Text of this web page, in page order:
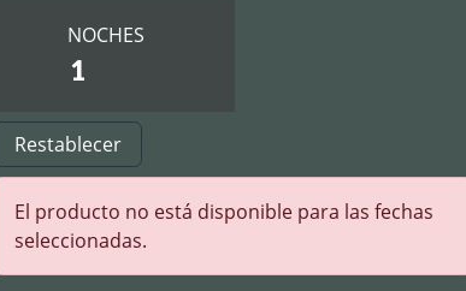
NOCHES
Restablecer
El producto no está disponible para las fechas
seleccionadas.